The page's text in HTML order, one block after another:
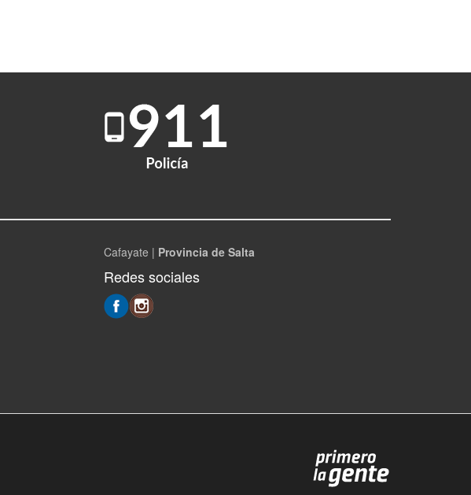
Cafayate | Provincia de Salta
Redes sociales